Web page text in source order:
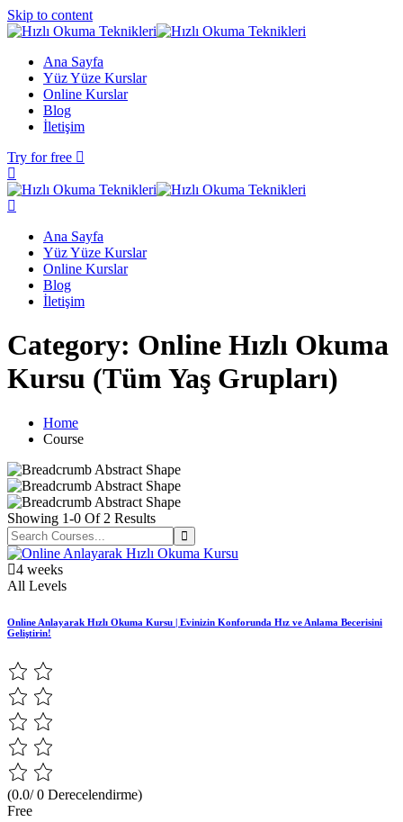
Skip to content
Ana Sayfa
Yüz Yüze Kurslar
Online Kurslar
Blog
İletişim
Try for free
Ana Sayfa
Yüz Yüze Kurslar
Online Kurslar
Blog
İletişim
Category: Online Hızlı Okuma
Kursu (Tüm Yaş Grupları)
Home
Course
Showing 1-0 Of 2 Results
4 weeks
All Levels
Online Anlayarak Hızlı Okuma Kursu | Evinizin Konforunda Hız ve Anlama Becerisini
Geliştirin!
(0.0/ 0 Derecelendirme)
Free